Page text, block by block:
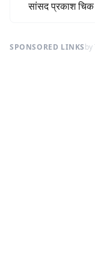
सांसद प्रकाश चिक
SPONSORED LINKSby